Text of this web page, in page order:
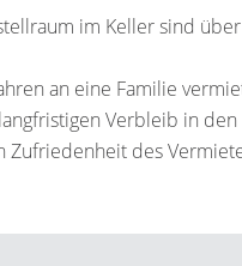
im Keller sind
an eine Familie
Verbleib in
Zufriedenheit des